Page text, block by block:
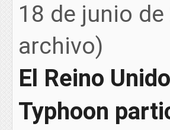
18 de junio
archivo)
El Reino
Typhoon